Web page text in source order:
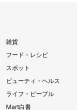
雑貨
フード・レシピ
スポット
ビューティ・ヘルス
ライフ・ピープル
Mart白書